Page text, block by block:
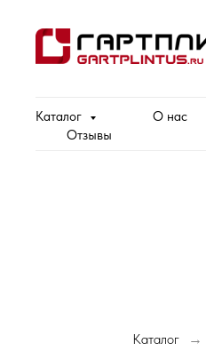
Каталог О нас
Отзывы
Каталог →